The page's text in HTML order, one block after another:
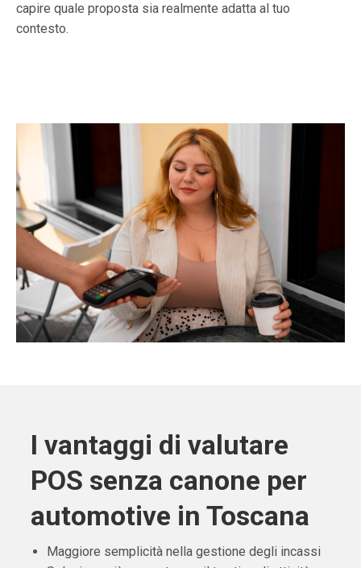
capire quale proposta sia realmente adatta al tuo
contesto.
I vantaggi di valutare
POS senza canone per
automotive in Toscana
Maggiore semplicità nella gestione degli incassi